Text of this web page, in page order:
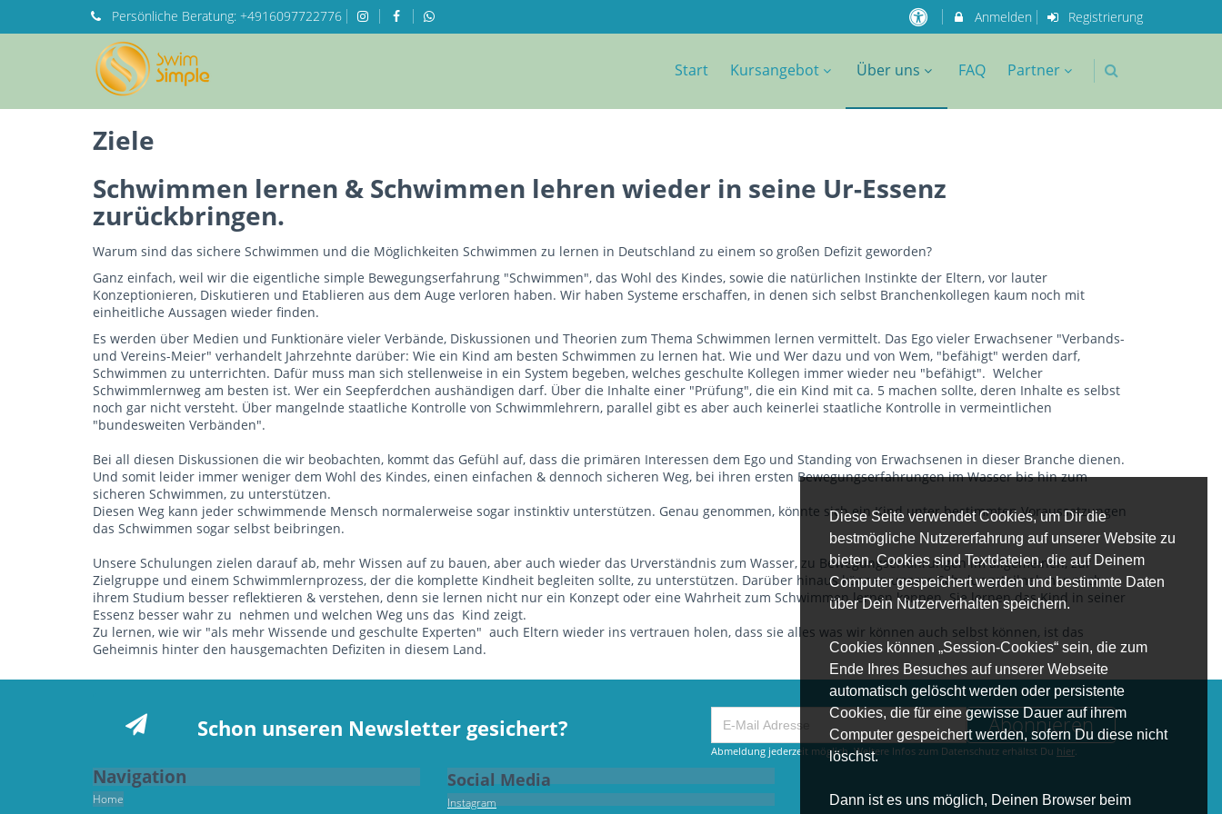
Diese Seite verwendet Cookies, um Dir die
bestmögliche Nutzererfahrung auf unserer Website zu
bieten. Cookies sind Textdateien, die auf Deinem
Computer gespeichert werden und bestimmte Daten
über Dein Nutzerverhalten speichern.
Cookies können „Session-Cookies“ sein, die zum
Ende Ihres Besuches auf unserer Webseite
automatisch gelöscht werden oder persistente
Cookies, die für eine gewisse Dauer auf ihrem
Computer gespeichert werden, sofern Du diese nicht
löschst.
Dann ist es uns möglich, Deinen Browser beim
Persönliche Beratung: +4916097722776 Anmelden Registrierung
Start Kursangebot Über uns FAQ Partner
Ziele
Schwimmen lernen & Schwimmen lehren wieder in seine Ur-Essenz
zurückbringen.
Warum sind das sichere Schwimmen und die Möglichkeiten Schwimmen zu lernen in Deutschland zu einem so großen Defizit geworden?
Ganz einfach, weil wir die eigentliche simple Bewegungserfahrung "Schwimmen", das Wohl des Kindes, sowie die natürlichen Instinkte der Eltern, vor lauter
Konzeptionieren, Diskutieren und Etablieren aus dem Auge verloren haben. Wir haben Systeme erschaffen, in denen sich selbst Branchenkollegen kaum noch mit
einheitliche Aussagen wieder finden.
Es werden über Medien und Funktionäre vieler Verbände, Diskussionen und Theorien zum Thema Schwimmen lernen vermittelt. Das Ego vieler Erwachsener "Verbands-
und Vereins-Meier" verhandelt Jahrzehnte darüber: Wie ein Kind am besten Schwimmen zu lernen hat. Wie und Wer dazu und von Wem, "befähigt" werden darf,
Schwimmen zu unterrichten. Dafür muss man sich stellenweise in ein System begeben, welches geschulte Kollegen immer wieder neu "befähigt". Welcher
Schwimmlernweg am besten ist. Wer ein Seepferdchen aushändigen darf. Über die Inhalte einer "Prüfung", die ein Kind mit ca. 5 machen sollte, deren Inhalte es selbst
noch gar nicht versteht. Über mangelnde staatliche Kontrolle von Schwimmlehrern, parallel gibt es aber auch keinerlei staatliche Kontrolle in vermeintlichen
"bundesweiten Verbänden".
Bei all diesen Diskussionen die wir beobachten, kommt das Gefühl auf, dass die primären Interessen dem Ego und Standing von Erwachsenen in dieser Branche dienen.
Und somit leider immer weniger dem Wohl des Kindes, einen einfachen & dennoch sicheren Weg, bei ihren ersten Bewegungserfahrungen im Wasser bis hin zum
sicheren Schwimmen, zu unterstützen.
Diesen Weg kann jeder schwimmende Mensch normalerweise sogar instinktiv unterstützen. Genau genommen, könnte sich ein Kind unter bestimmten Voraussetzungen
das Schwimmen sogar selbst beibringen.
Unsere Schulungen zielen darauf ab, mehr Wissen auf zu bauen, aber auch wieder das Urverständnis zum Wasser, zu Bewegungserfahrungen im allgemeinen, zur
Zielgruppe und einem Schwimmlernprozess, der die komplette Kindheit begleiten sollte, zu unterstützen. Darüber hinaus können unsere Schulungsteilnehmer nach
ihrem Studium besser reflektieren & verstehen, denn sie lernen nicht nur ein Konzept oder eine Wahrheit zum Schwimmen lernen kennen. Sie lernen das Kind in seiner
Essenz besser wahr zu nehmen und welchen Weg uns das Kind zeigt.
Zu lernen, wie wir "als mehr Wissende und geschulte Experten" auch Eltern wieder ins vertrauen holen, dass sie alles was wir können auch selbst können, ist das
Geheimnis hinter den hausgemachten Defiziten in diesem Land.
Schon unseren Newsletter gesichert? Abonnieren
Abmeldung jederzeit möglich. Weitere Infos zum Datenschutz erhältst Du hier.
Navigation
Home
Social Media
Instagram